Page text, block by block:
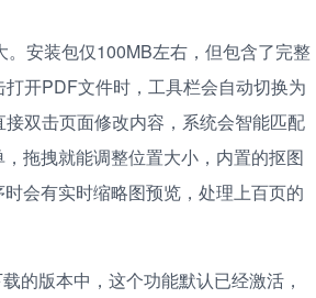
安装包仅100MB左右，但包含了完整
开PDF文件时，工具栏会自动切换为
双击页面修改内容，系统会智能匹配
拖拽就能调整位置大小，内置的抠图
会有实时缩略图预览，处理上百页的
的版本中，这个功能默认已经激活，